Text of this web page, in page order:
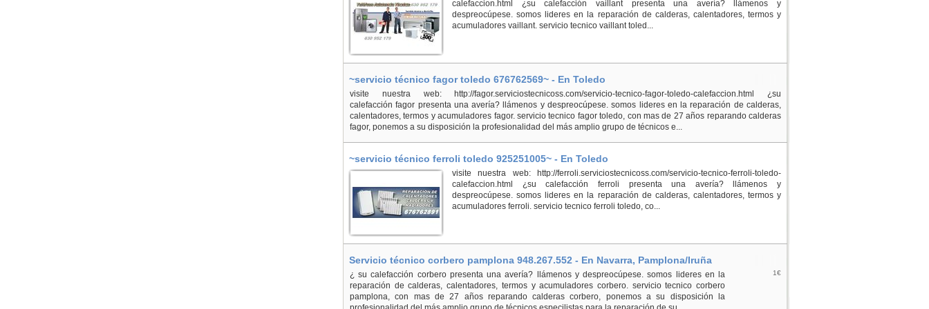
calefaccion.html ¿su calefacción vaillant presenta una avería? llámenos y
despreocúpese. somos lideres en la reparación de calderas, calentadores, termos y
acumuladores vaillant. servicio tecnico vaillant toled...
~servicio técnico fagor toledo 676762569~ - En Toledo
visite nuestra web: http://fagor.serviciostecnicoss.com/servicio-tecnico-fagor-toledo-calefaccion.html ¿su
calefacción fagor presenta una avería? llámenos y despreocúpese. somos lideres en la reparación de calderas,
calentadores, termos y acumuladores fagor. servicio tecnico fagor toledo, con mas de 27 años reparando calderas
fagor, ponemos a su disposición la profesionalidad del más amplio grupo de técnicos e...
~servicio técnico ferroli toledo 925251005~ - En Toledo
visite nuestra web: http://ferroli.serviciostecnicoss.com/servicio-tecnico-ferroli-toledo-
calefaccion.html ¿su calefacción ferroli presenta una avería? llámenos y
despreocúpese. somos lideres en la reparación de calderas, calentadores, termos y
acumuladores ferroli. servicio tecnico ferroli toledo, co...
Servicio técnico corbero pamplona 948.267.552 - En Navarra, Pamplona/Iruña
¿ su calefacción corbero presenta una avería? llámenos y despreocúpese. somos lideres en la
reparación de calderas, calentadores, termos y acumuladores corbero. servicio tecnico corbero
pamplona, con mas de 27 años reparando calderas corbero, ponemos a su disposición la
1€